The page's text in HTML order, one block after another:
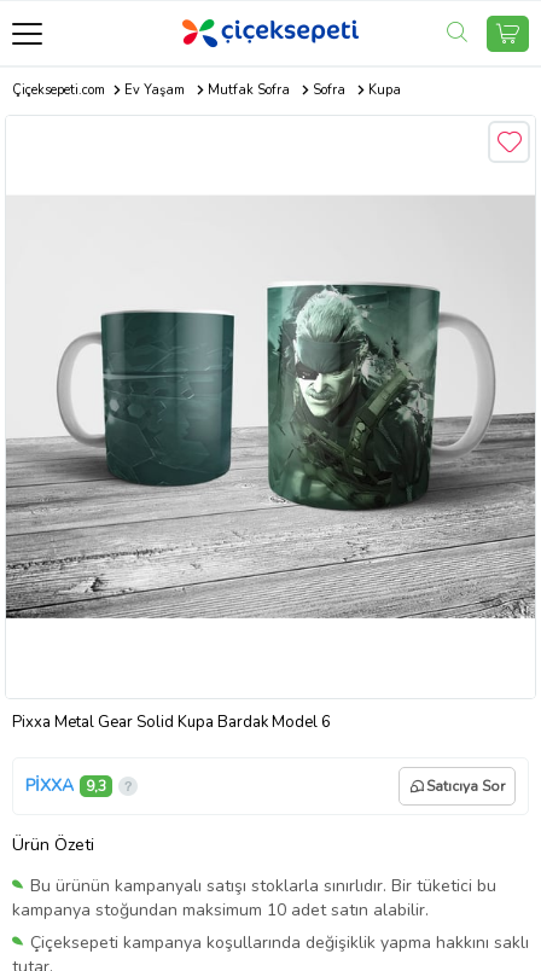
Çiçeksepeti.com Ev Yaşam Mutfak Sofra Sofra Kupa
Pixxa Metal Gear Solid Kupa Bardak Model 6
PİXXA 9,3 Satıcıya Sor
Ürün Özeti
Bu ürünün kampanyalı satışı stoklarla sınırlıdır. Bir tüketici bu
kampanya stoğundan maksimum 10 adet satın alabilir.
Çiçeksepeti kampanya koşullarında değişiklik yapma hakkını saklı